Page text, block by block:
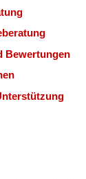
Bewertungen